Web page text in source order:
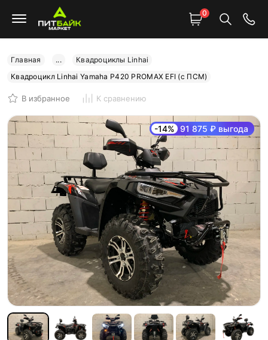
0
Главная ...
Квадроциклы Linhai
Квадроцикл Linhai Yamaha P420 PROMAX EFI (с ПСМ)
В избранное К сравнению
-14% 91 875 ₽ выгода